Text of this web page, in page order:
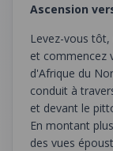
Ascension
Levez-vous
et commencez
d'Afrique du
conduit à
et devant le
En montant
des vues